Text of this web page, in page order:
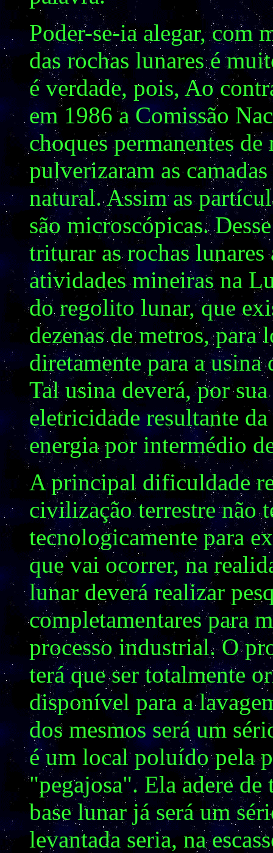
Poder-se-ia alegar, com
das rochas lunares é
é verdade, pois, Ao
em 1986 a Comissão
choques permanentes
pulverizaram as
natural. Assim as
são microscópicas.
triturar as rochas
atividades mineiras na
do regolito lunar, que
dezenas de metros,
diretamente para a usina
Tal usina deverá, por
eletricidade resultante
energia por intermédio
A principal dificuldade
civilização terrestre não
tecnologicamente para
que vai ocorrer, na
lunar deverá realizar
completamentares para
processo industrial. O
terá que ser totalmente
disponível para a
dos mesmos será um
é um local poluído pela
"pegajosa". Ela adere
base lunar já será um
levantada seria, na